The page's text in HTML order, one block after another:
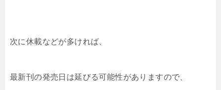
次に休載などが多ければ、
最新刊の発売日は延びる可能性がありますので、